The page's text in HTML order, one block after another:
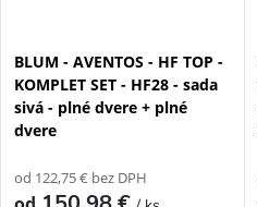
BLUM - AVENTOS - HF TOP -
KOMPLET SET - HF28 - sada
sivá - plné dvere + plné
dvere
od 122,75 € bez DPH